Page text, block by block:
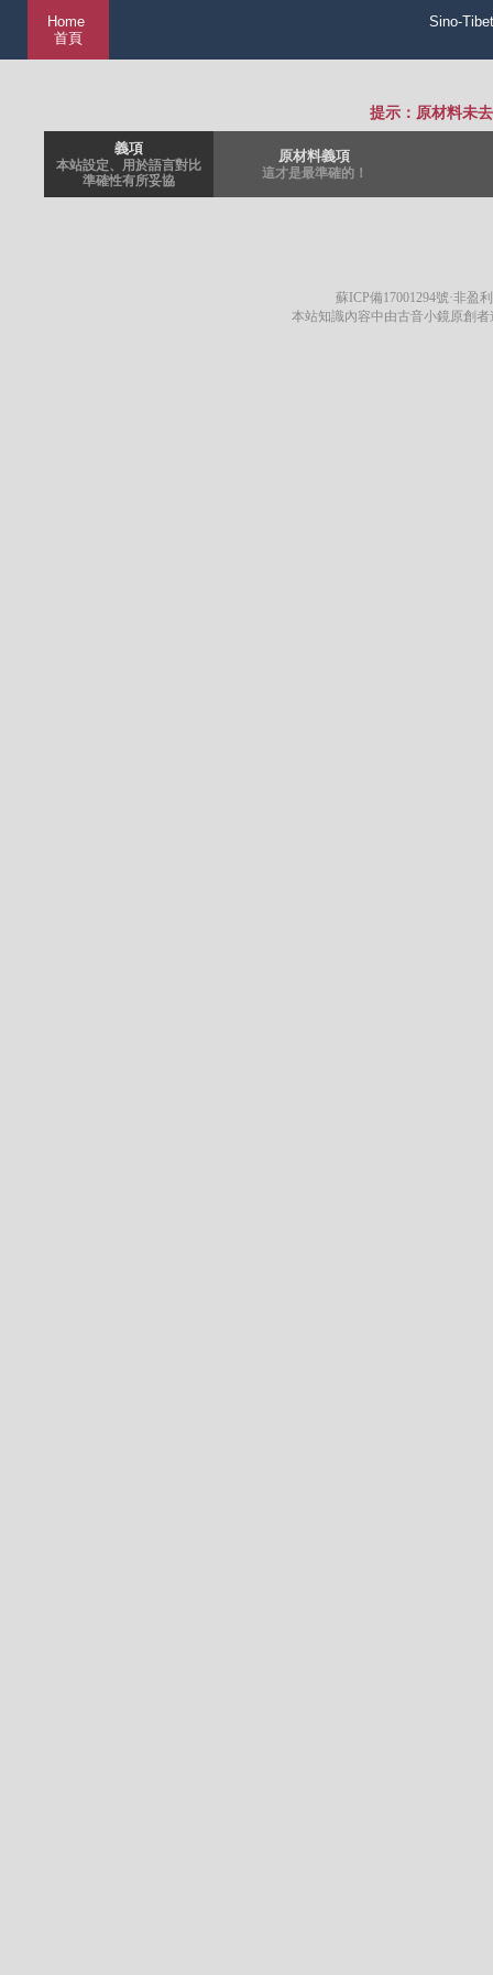
Home
首頁
Sino-
提示：原材料未
義項
本站設定、用於語言對比
準確性有所妥協
原材料義項
這才是最準確的！
蘇ICP備17001294號·非盈
本站知識內容中由古音小鏡原創